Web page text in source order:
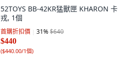
52TOYS BB-42KR猛獸匣 KHARON 卡
戎, 1個
首購折扣價 31%$640
$440
($440.00/1個)